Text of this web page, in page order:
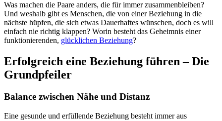
Was machen die Paare anders, die für immer zusammenbleiben?
Und weshalb gibt es Menschen, die von einer Beziehung in die
nächste hüpfen, die sich etwas Dauerhaftes wünschen, doch es will
einfach nie richtig klappen? Worin besteht das Geheimnis einer
funktionierenden, glücklichen Beziehung?
Erfolgreich eine Beziehung führen – Die
Grundpfeiler
Balance zwischen Nähe und Distanz
Eine gesunde und erfüllende Beziehung besteht immer aus